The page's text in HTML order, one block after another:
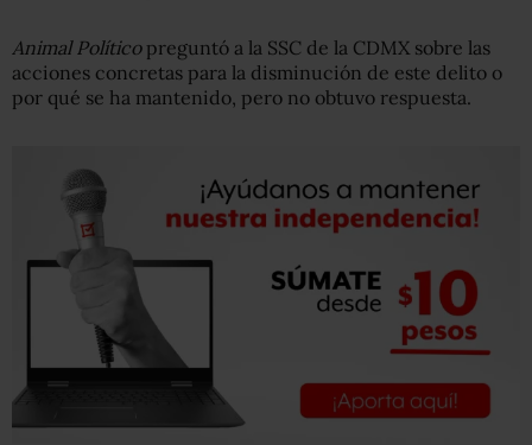
Animal Políticopreguntó a la SSC de la CDMX sobre las
acciones concretas para la disminución de este delito o
por qué se ha mantenido, pero no obtuvo respuesta.